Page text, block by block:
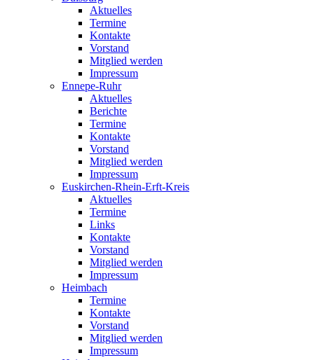
Aktuelles
Termine
Kontakte
Vorstand
Mitglied werden
Impressum
Ennepe-Ruhr
Aktuelles
Berichte
Termine
Kontakte
Vorstand
Mitglied werden
Impressum
Euskirchen-Rhein-Erft-Kreis
Aktuelles
Termine
Links
Kontakte
Vorstand
Mitglied werden
Impressum
Heimbach
Termine
Kontakte
Vorstand
Mitglied werden
Impressum